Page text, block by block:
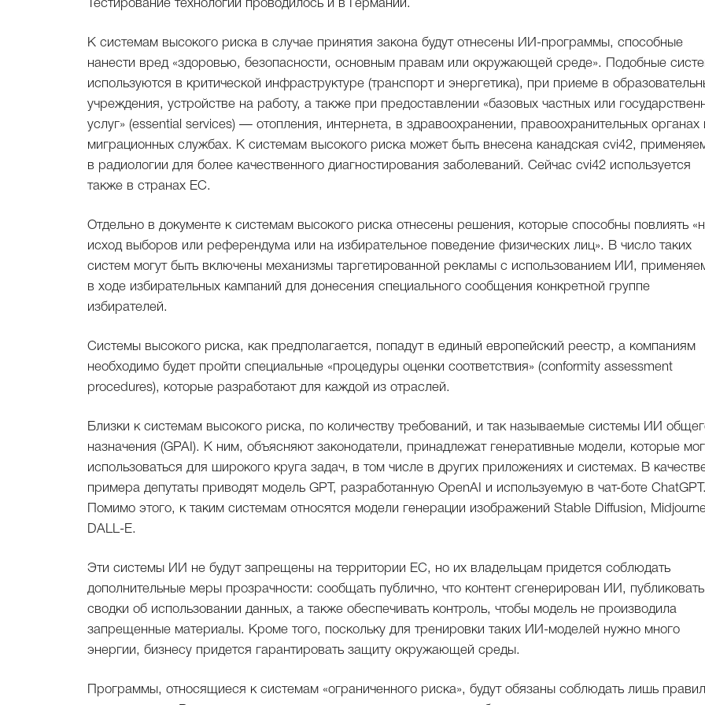
Тестирование технологии проводилось и в Германии.
К системам высокого риска в случае принятия закона будут отнесены ИИ-программы, способные
нанести вред «здоровью, безопасности, основным правам или окружающей среде». Подобные
используются в критической инфраструктуре (транспорт и энергетика), при приеме в
учреждения, устройстве на работу, а также при предоставлении «базовых частных или
услуг» (essential services) — отопления, интернета, в здравоохранении, правоохранительных органах
миграционных службах. К системам высокого риска может быть внесена канадская cvi42,
в радиологии для более качественного диагностирования заболеваний. Сейчас cvi42 используется
также в странах ЕС.
Отдельно в документе к системам высокого риска отнесены решения, которые способны повлиять
исход выборов или референдума или на избирательное поведение физических лиц». В число таких
систем могут быть включены механизмы таргетированной рекламы с использованием ИИ,
в ходе избирательных кампаний для донесения специального сообщения конкретной группе
избирателей.
Системы высокого риска, как предполагается, попадут в единый европейский реестр, а компаниям
необходимо будет пройти специальные «процедуры оценки соответствия» (conformity assessment
procedures), которые разработают для каждой из отраслей.
Близки к системам высокого риска, по количеству требований, и так называемые системы ИИ
назначения (GPAI). К ним, объясняют законодатели, принадлежат генеративные модели, которые
использоваться для широкого круга задач, в том числе в других приложениях и системах. В
примера депутаты приводят модель GPT, разработанную OpenAI и используемую в чат-боте ChatGPT.
Помимо этого, к таким системам относятся модели генерации изображений Stable Diffusion,
DALL-E.
Эти системы ИИ не будут запрещены на территории ЕС, но их владельцам придется соблюдать
дополнительные меры прозрачности: сообщать публично, что контент сгенерирован ИИ, публиковать
сводки об использовании данных, а также обеспечивать контроль, чтобы модель не производила
запрещенные материалы. Кроме того, поскольку для тренировки таких ИИ-моделей нужно много
энергии, бизнесу придется гарантировать защиту окружающей среды.
Программы, относящиеся к системам «ограниченного риска», будут обязаны соблюдать лишь